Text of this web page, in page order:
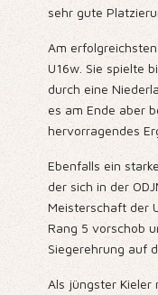
sehr gute
Am
U16w. Sie spielte
durch eine
es am Ende aber
hervorragendes
Ebenfalls ein
der sich in der
Meisterschaft der
Rang 5 vorschob
Siegerehrung auf
Als jüngster Kieler